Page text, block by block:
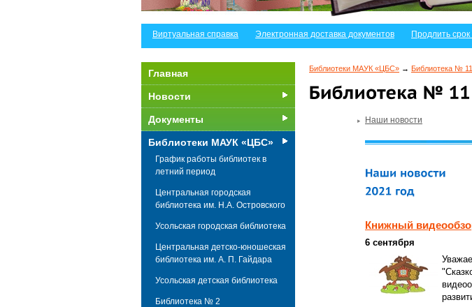
Виртуальная справка Электронная доставка документов Продлить
Библиотеки МАУК «ЦБС» → Библиотека № 11
Наши новости
Книжный
6 сентября
Главная
Новости
Документы
Библиотеки МАУК «ЦБС»
График работы библиотек в
летний период
Центральная городская
библиотека им. Н.А. Островского
Усольская городская библиотека
Центральная детско-юношеская
библиотека им. А. П. Гайдара
Усольская детская библиотека
Библиотека № 2